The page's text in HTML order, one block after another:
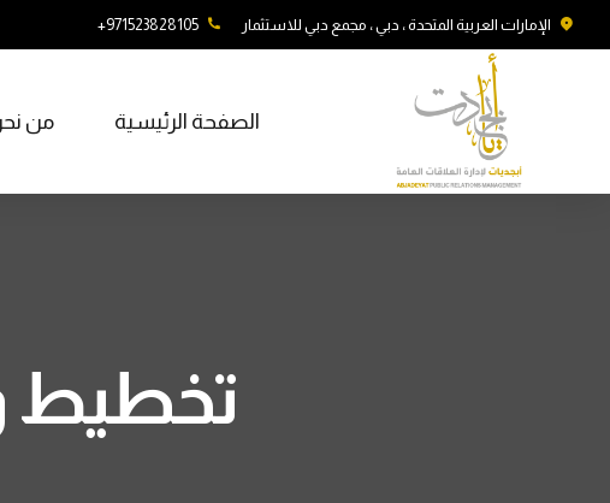
الإمارات العربية المتحدة ، دبي ، مجمع دبي للاستثمار 971523828105+
الصفحة الرئيسية من
تخطيط